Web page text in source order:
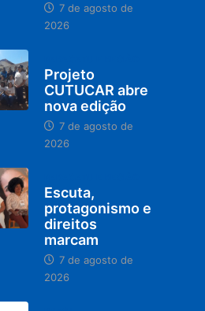
7 de agosto de
2026
Projeto
CUTUCAR abre
nova edição
7 de agosto de
2026
Escuta,
protagonismo e
direitos
marcam
7 de agosto de
2026